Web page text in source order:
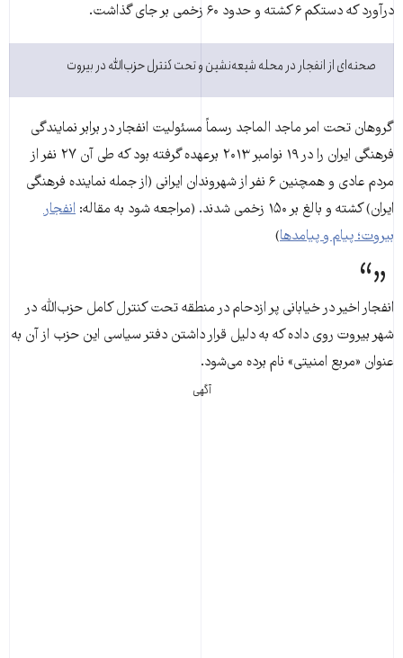
درآورد که دستکم ۶ کشته و حدود ۶۰ زخمی بر جای گذاشت.
صحنه‌ای از انفجار در محله شیعه‌نشین و تحت کنترل حزب‌الله در بیروت
گروهان تحت امر ماجد الماجد رسماً مسئولیت انفجار در برابر نمایندگی
فرهنگی ایران را در ۱۹ نوامبر ۲۰۱۳ برعهده گرفته بود که طی آن ۲۷ نفر از
مردم عادی و همچنين ۶ نفر از شهروندان ايرانی (از جمله نماینده فرهنگی
ایران) کشته و بالغ بر ۱۵۰ زخمی شدند. (مراجعه شود به مقاله:
انفجار
بیروت؛ پیام و پیامدها)
انفجار اخیر در خیابانی پر ازدحام در منطقه تحت کنترل کامل حزب‌الله در
شهر بیروت روی داده که به دلیل قرار داشتن دفتر سیاسی این حزب از آن به
عنوان «مربع امنیتی» نام برده می‌شود.
آگهی